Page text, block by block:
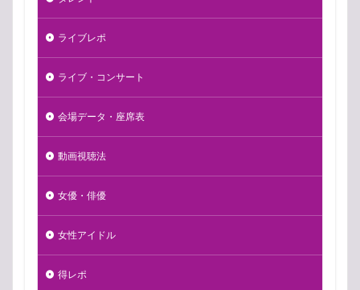
ライブレポ
ライブ・コンサート
会場データ・座席表
動画視聴法
女優・俳優
女性アイドル
得レポ